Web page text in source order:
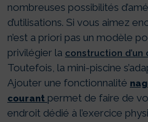
nombreuses possibilités
d’utilisations. Si vous aimez
n’est a priori pas un modèle
privilégier la construction
Toutefois, la mini-piscine
Ajouter une fonctionnalité
courant permet de faire de
endroit dédié à l’exercice